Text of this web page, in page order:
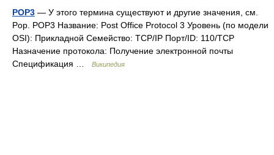
POP3 — У этого термина существуют и другие значения, см.
Pop. POP3 Название: Post Office Protocol 3 Уровень (по модели
OSI): Прикладной Семейство: TCP/IP Порт/ID: 110/TCP
Назначение протокола: Получение электронной почты
Спецификация …
Википедия